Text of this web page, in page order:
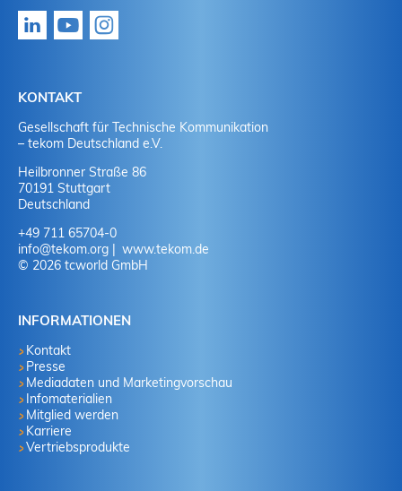
KONTAKT
Gesellschaft für Technische Kommunikation
– tekom Deutschland e.V.
Heilbronner Straße 86
70191 Stuttgart
Deutschland
+49 711 65704-0
info@tekom.org
www.tekom.de
© 2026 tcworld GmbH
INFORMATIONEN
Kontakt
Presse
Mediadaten und Marketingvorschau
Infomaterialien
Mitglied werden
Karriere
Vertriebsprodukte